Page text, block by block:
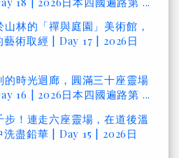
林的「禪與庭園」美術館，
藝術取經 | Day 17 | 2026日
的時光迴廊，圓滿三十座靈場
16 | 2026日本四國遍路第 ...
步！連走六座靈場，在道後溫
洗盡鉛華 | Day 15 | 2026日